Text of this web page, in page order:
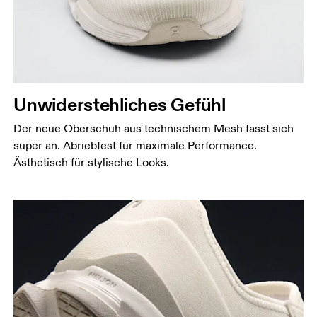
Unwiderstehliches Gefühl
Der neue Oberschuh aus technischem Mesh fasst sich
super an. Abriebfest für maximale Performance.
Ästhetisch für stylische Looks.